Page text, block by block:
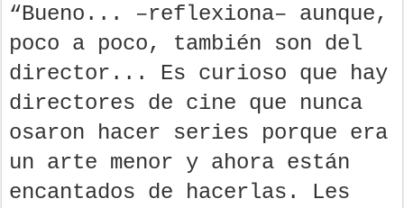
“Bueno... –reflexiona– aunque,
poco a poco, también son del
director... Es curioso que hay
directores de cine que nunca
osaron hacer series porque era
un arte menor y ahora están
encantados de hacerlas. Les